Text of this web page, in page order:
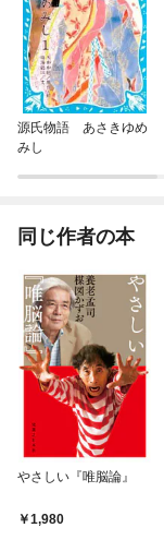
源氏物語 あさきゆめ
みし
同じ作者の本
やさしい『唯脳論』
1,980